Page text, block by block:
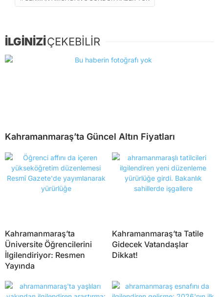
İLGİNİZİÇEKEBİLİR
Kahramanmaraş’ta Güncel Altın Fiyatları
Kahramanmaraş’ta
Üniversite Öğrencilerini
İlgilendiriyor: Resmen
Yayında
Kahramanmaraş’ta Tatile
Gidecek Vatandaşlar
Dikkat!